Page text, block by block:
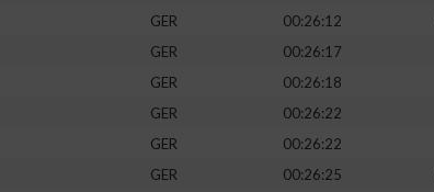
GER 00:26:12
GER
00:26:17
GER
00:26:18
GER
00:26:22
GER
00:26:22
GER 00:26:25